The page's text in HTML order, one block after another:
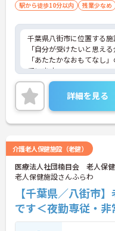
駅から徒歩10分以内 残業少なめ
千葉県八街市に位置する施
「自分が受けたいと思え
「あたたかなおもてなし
ています。
最寄駅から徒歩1分と通勤
ご興味ある方には、面接対
詳細をお話しいたします
い！
詳細を見る
介護老人保健施設（老健）
医療法人社団楠目会 老人保
老人保健施設さんふらわ
【千葉県／八街市
です＜夜勤専従・非